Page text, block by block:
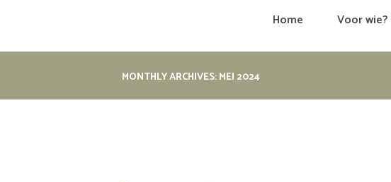
Home Voor wie?
MONTHLY ARCHIVES: MEI 2024